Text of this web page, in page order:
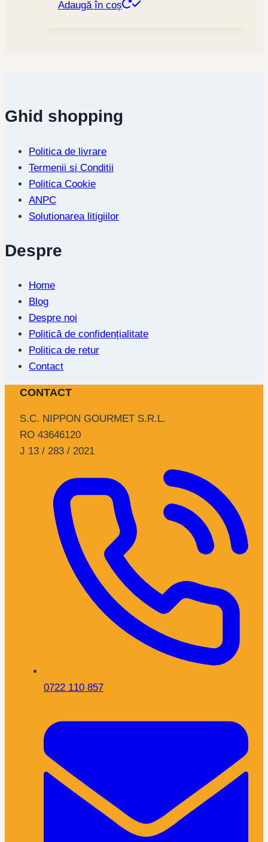
Adaugă în coș
Ghid shopping
Politica de livrare
Termenii si Conditii
Politica Cookie
ANPC
Solutionarea litigiilor
Despre
Home
Blog
Despre noi
Politică de confidențialitate
Politica de retur
Contact
CONTACT
S.C. NIPPON GOURMET S.R.L.
RO 43646120
J 13 / 283 / 2021
0722 110 857